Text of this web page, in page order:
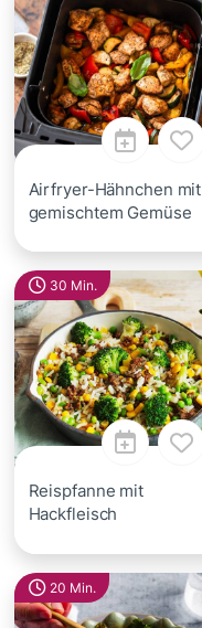
Airfryer-Hähnchen mit
gemischtem Gemüse
30 Min.
Reispfanne mit
Hackfleisch
20 Min.